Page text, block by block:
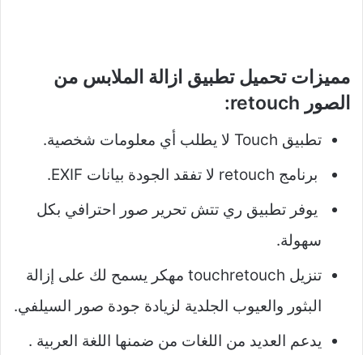
مميزات تحميل تطبيق ازالة الملابس من
الصور retouch:
تطبيق Touch لا يطلب أي معلومات شخصية.
برنامج retouch لا تفقد الجودة بيانات EXIF.
يوفر تطبيق ري تتش تحرير صور احترافي بكل
سهولة.
تنزيل touchretouch مهكر يسمح لك على إزالة
البثور والعيوب الجلدية لزيادة جودة صور السيلفي.
يدعم العديد من اللغات من ضمنها اللغة العربية .